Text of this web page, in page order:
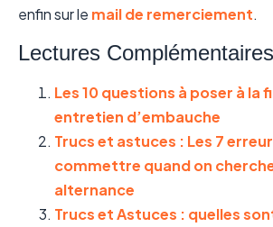
enfin sur le mail de remerciement.
Lectures
Les 10 questions à poser à la
entretien d’embauche
Trucs et astuces : Les 7
commettre quand on
alternance
Trucs et Astuces : quelles